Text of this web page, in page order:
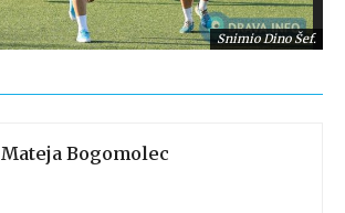
Snimio Dino Šef.
Mateja Bogomolec